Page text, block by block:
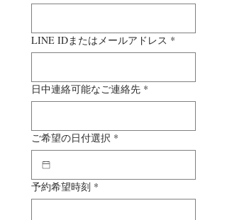
LINE IDまたはメールアドレス *
日中連絡可能なご連絡先 *
ご希望の日付選択 *
予約希望時刻 *